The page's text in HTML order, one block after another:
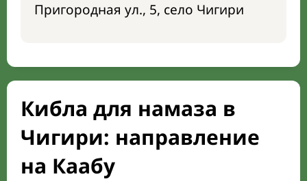
Пригородная ул., 5, село Чигири
Кибла для намаза в
Чигири: направление
на Каабу